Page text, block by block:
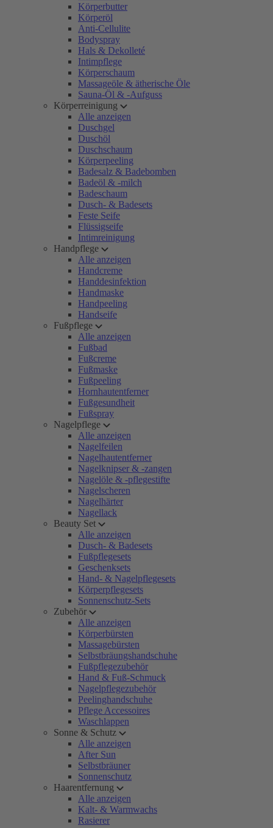
Körperbutter
Körperöl
Anti-Cellulite
Bodyspray
Hals & Dekolleté
Intimpflege
Körperschaum
Massageöle & ätherische Öle
Sauna-Öl & -Aufguss
Körperreinigung
Alle anzeigen
Duschgel
Duschöl
Duschschaum
Körperpeeling
Badesalz & Badebomben
Badeöl & -milch
Badeschaum
Dusch- & Badesets
Feste Seife
Flüssigseife
Intimreinigung
Handpflege
Alle anzeigen
Handcreme
Handdesinfektion
Handmaske
Handpeeling
Handseife
Fußpflege
Alle anzeigen
Fußbad
Fußcreme
Fußmaske
Fußpeeling
Hornhautentferner
Fußgesundheit
Fußspray
Nagelpflege
Alle anzeigen
Nagelfeilen
Nagelhautentferner
Nagelknipser & -zangen
Nagelöle & -pflegestifte
Nagelscheren
Nagelhärter
Nagellack
Beauty Set
Alle anzeigen
Dusch- & Badesets
Fußpflegesets
Geschenksets
Hand- & Nagelpflegesets
Körperpflegesets
Sonnenschutz-Sets
Zubehör
Alle anzeigen
Körperbürsten
Massagebürsten
Selbstbräungshandschuhe
Fußpflegezubehör
Hand & Fuß-Schmuck
Nagelpflegezubehör
Peelinghandschuhe
Pflege Accessoires
Waschlappen
Sonne & Schutz
Alle anzeigen
After Sun
Selbstbräuner
Sonnenschutz
Haarentfernung
Alle anzeigen
Kalt- & Warmwachs
Rasierer